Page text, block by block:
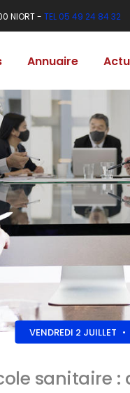
NIORT - TEL 05 49 24 84 32
Annuaire
VENDREDI 2 JUILLET •
sanitaire :